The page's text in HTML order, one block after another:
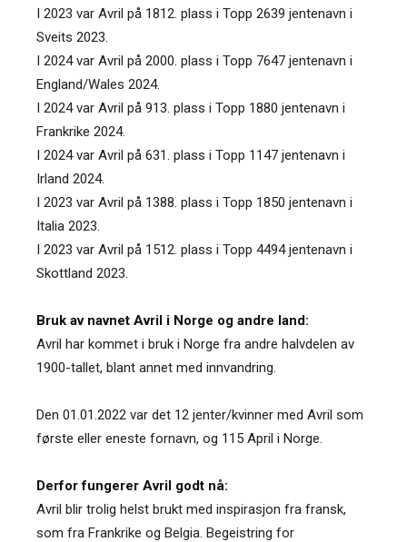
I 2023 var Avril på 1812. plass i Topp 2639 jentenavn i
Sveits 2023.
I 2024 var Avril på 2000. plass i Topp 7647 jentenavn i
England/Wales 2024.
I 2024 var Avril på 913. plass i Topp 1880 jentenavn i
Frankrike 2024.
I 2024 var Avril på 631. plass i Topp 1147 jentenavn i
Irland 2024.
I 2023 var Avril på 1388. plass i Topp 1850 jentenavn i
Italia 2023.
I 2023 var Avril på 1512. plass i Topp 4494 jentenavn i
Skottland 2023.
Bruk av navnet Avril i Norge og andre land:
Avril har kommet i bruk i Norge fra andre halvdelen av
1900-tallet, blant annet med innvandring.
Den 01.01.2022 var det 12 jenter/kvinner med Avril som
første eller eneste fornavn, og 115 April i Norge.
Derfor fungerer Avril godt nå:
Avril blir trolig helst brukt med inspirasjon fra fransk,
som fra Frankrike og Belgia. Begeistring for